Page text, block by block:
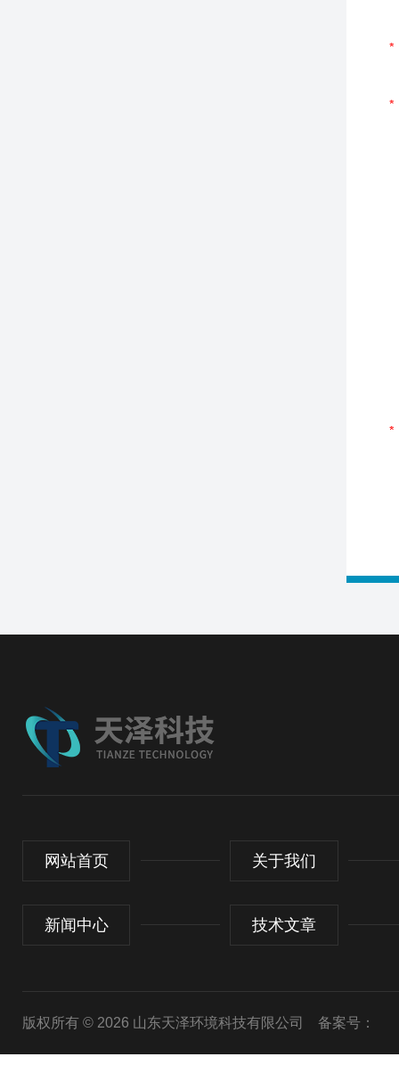
网站首页 关于我们
新闻中心 技术文章
版权所有 © 2026 山东天泽环境科技有限公司 备案号：